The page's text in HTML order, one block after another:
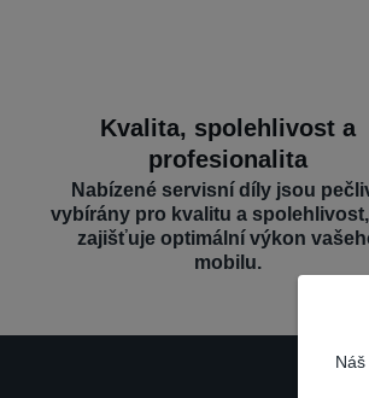
Kvalita, spolehlivost a
profesionalita
Nabízené servisní díly jsou
vybírány pro kvalitu a
zajišťuje optimální výkon
mobilu.